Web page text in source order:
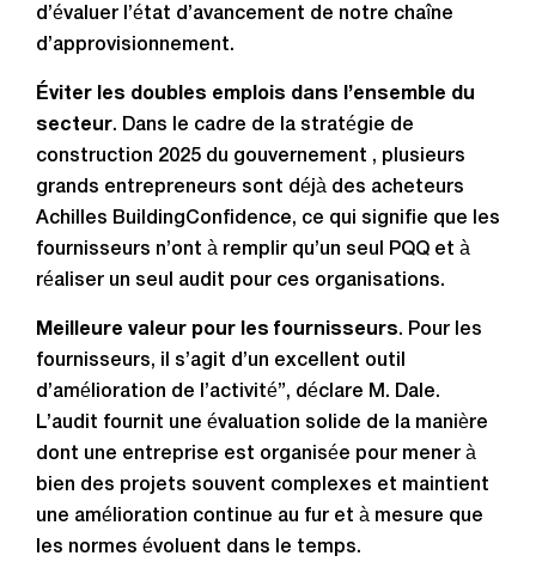
d’évaluer l’état d’avancement de notre chaîne
d’approvisionnement.
Éviter les doubles emplois dans l’ensemble du
secteur. Dans le cadre de la stratégie de
construction 2025 du gouvernement , plusieurs
grands entrepreneurs sont déjà des acheteurs
Achilles BuildingConfidence, ce qui signifie que les
fournisseurs n’ont à remplir qu’un seul PQQ et à
réaliser un seul audit pour ces organisations.
Meilleure valeur pour les fournisseurs. Pour les
fournisseurs, il s’agit d’un excellent outil
d’amélioration de l’activité”, déclare M. Dale.
L’audit fournit une évaluation solide de la manière
dont une entreprise est organisée pour mener à
bien des projets souvent complexes et maintient
une amélioration continue au fur et à mesure que
les normes évoluent dans le temps.